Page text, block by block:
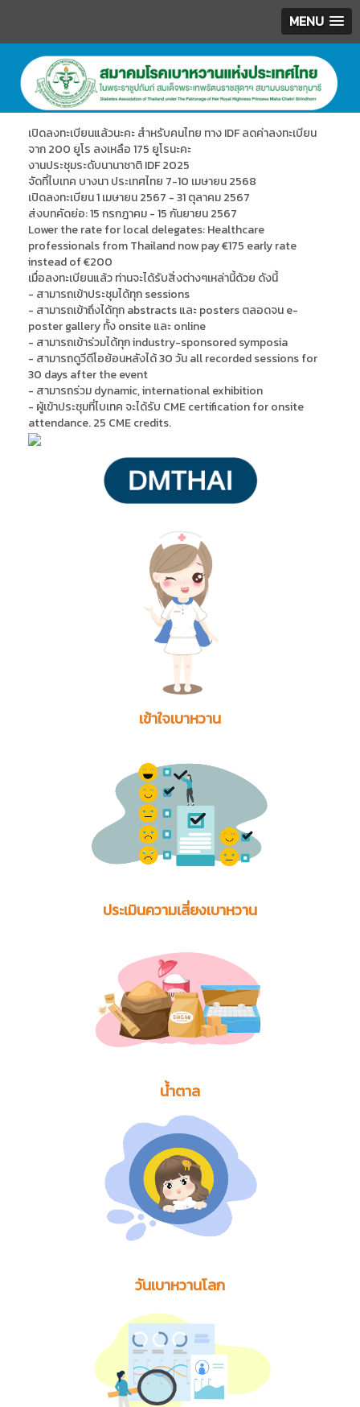
MENU
.
เปิดลงทะเบียนแล้วนะคะ สำหรับคนไทย ทาง IDF ลดค่าลงทะเบียน
จาก 200 ยูโร ลงเหลือ 175 ยูโรนะคะ
งานประชุมระดับนานาชาติ IDF 2025
จัดที่ไบเทค บางนา ประเทศไทย 7-10 เมษายน 2568
เปิดลงทะเบียน 1 เมษายน 2567 - 31 ตุลาคม 2567
ส่งบทคัดย่อ: 15 กรกฎาคม - 15 กันยายน 2567
Lower the rate for local delegates: Healthcare
professionals from Thailand now pay €175 early rate
instead of €200
เมื่อลงทะเบียนแล้ว ท่านจะได้รับสิ่งต่างๆเหล่านี้ด้วย ดังนี้
- สามารถเข้าประชุมได้ทุก sessions
- สามารถเข้าถึงได้ทุก abstracts และ posters ตลอดจน e-
poster gallery ทั้ง onsite และ online
- สามารถเข้าร่วมได้ทุก industry-sponsored symposia
- สามารถดูวีดีโอย้อนหลังได้ 30 วัน all recorded sessions for
30 days after the event
- สามารถร่วม dynamic, international exhibition
- ผู้เข้าประชุมที่ไบเทค จะได้รับ CME certification for onsite
attendance. 25 CME credits.
เข้าใจเบาหวาน
ประเมินความเสี่ยงเบาหวาน
น้ำตาล
วันเบาหวานโลก